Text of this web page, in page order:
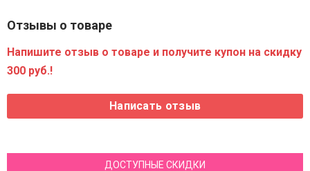
Отзывы о товаре
Напишите отзыв о товаре и получите купон на скидку
300 руб.!
ДОСТУПНЫЕ СКИДКИ